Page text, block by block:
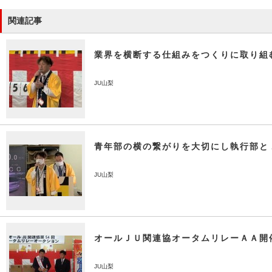
関連記事
業界を横断する仕組みをつくりに取り組
JU山梨
青年部の横の繋がりを大切にし執行部と
JU山梨
オールＪＵ関連協オータムリレーＡＡ開
JU山梨